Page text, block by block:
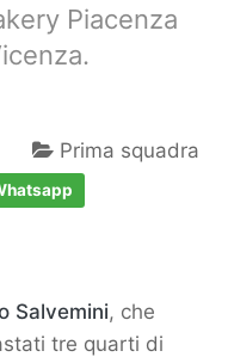
Piacenza
Prima squadra
Salvemini, che
tre quarti di